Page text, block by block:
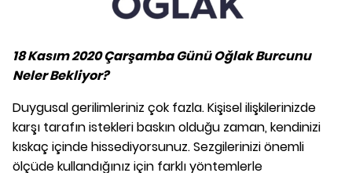
18 Kasım 2020 Çarşamba Günü Oğlak Burcunu
Neler Bekliyor?
Duygusal gerilimleriniz çok fazla. Kişisel ilişkilerinizde
karşı tarafın istekleri baskın olduğu zaman, kendinizi
kıskaç içinde hissediyorsunuz. Sezgilerinizi önemli
ölçüde kullandığınız için farklı yöntemlerle